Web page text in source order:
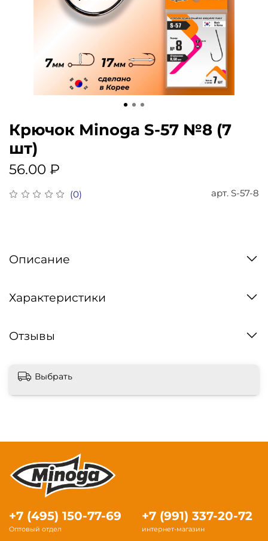
(0) арт. S-57-8
Крючок Minoga S-57 №8 (7
шт)
56.00 ₽
Описание
Характеристики
Отзывы
Выбрать
+7 (495) 150-77-69
Оптовый отдел
+7 (991) 337-20-72
интернет-магазин